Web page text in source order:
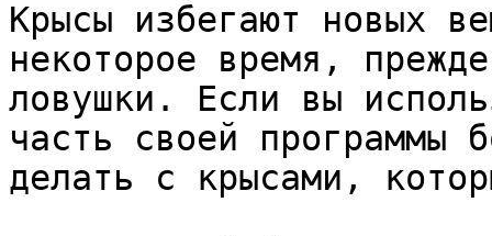
Крысы избегают новых
некоторое время,
ловушки. Если вы
часть своей программы
делать с крысами,